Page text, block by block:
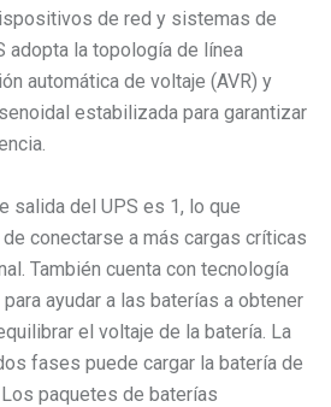
de red y sistemas de
adopta la topología de línea
automática de voltaje (AVR) y
estabilizada para garantizar
salida del UPS es 1, lo que
conectarse a más cargas críticas
También cuenta con tecnología
ayudar a las baterías a obtener
el voltaje de la batería. La
fases puede cargar la batería de
paquetes de baterías